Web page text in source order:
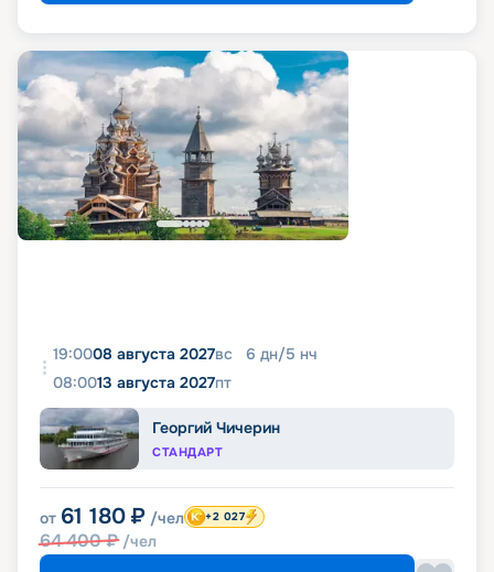
19:0008 августа 2027вс 6 дн/5 нч
08:0013 августа 2027пт
Георгий Чичерин
СТАНДАРТ
от 61 180 ₽ /чел
64 400₽ /чел
+2 027